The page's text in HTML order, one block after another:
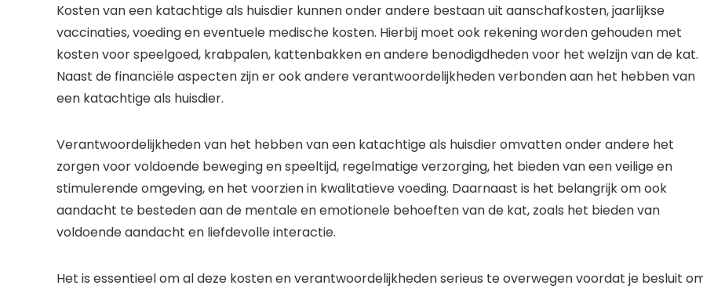
Kosten van een katachtige als huisdier kunnen onder andere bestaan uit aanschafkosten, jaarlijkse
vaccinaties, voeding en eventuele medische kosten. Hierbij moet ook rekening worden gehouden met
kosten voor speelgoed, krabpalen, kattenbakken en andere benodigdheden voor het welzijn van de kat.
Naast de financiële aspecten zijn er ook andere verantwoordelijkheden verbonden aan het hebben van
een katachtige als huisdier.
Verantwoordelijkheden van het hebben van een katachtige als huisdier omvatten onder andere het
zorgen voor voldoende beweging en speeltijd, regelmatige verzorging, het bieden van een veilige en
stimulerende omgeving, en het voorzien in kwalitatieve voeding. Daarnaast is het belangrijk om ook
aandacht te besteden aan de mentale en emotionele behoeften van de kat, zoals het bieden van
voldoende aandacht en liefdevolle interactie.
Het is essentieel om al deze kosten en verantwoordelijkheden serieus te overwegen voordat je besluit